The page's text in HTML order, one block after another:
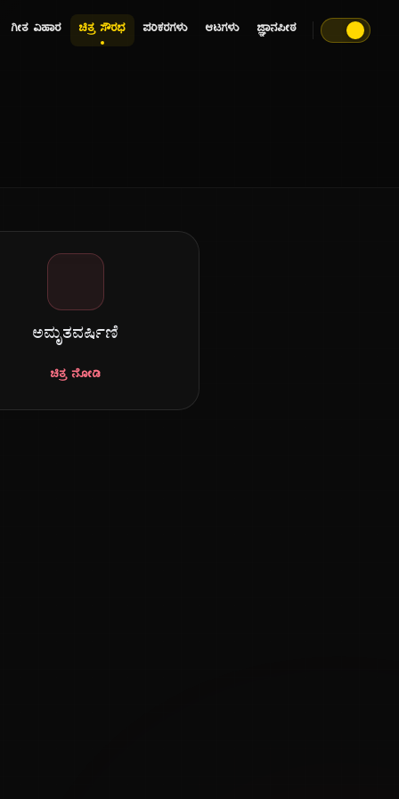
ಗೀತ ವಿಹಾರ ಚಿತ್ರ ಸೌರಭ ಪರಿಕರಗಳು ಆಟಗಳು ಜ್ಞಾನಪೀಠ
ಅಮೃತವರ್ಷಿಣಿ
ಚಿತ್ರ ನೋಡಿ